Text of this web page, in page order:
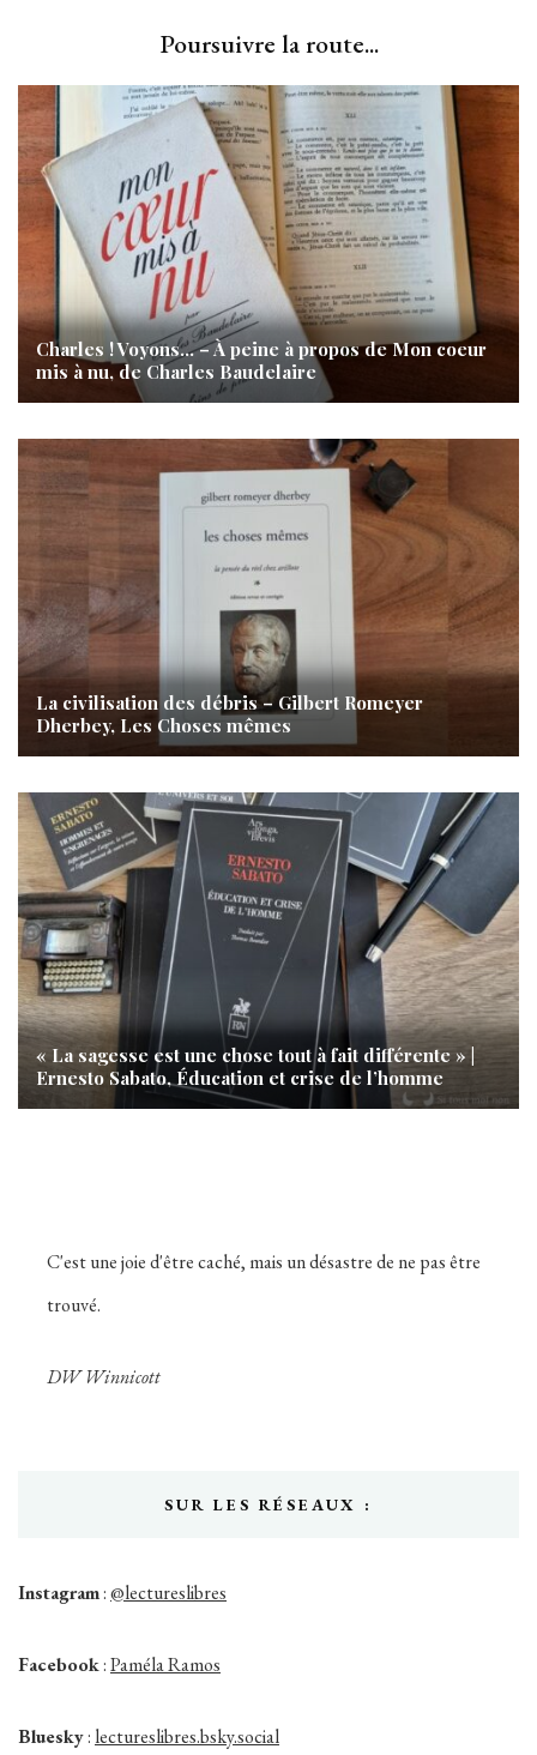
Poursuivre la route...
Charles ! Voyons… – À peine à propos de Mon coeur
mis à nu, de Charles Baudelaire
La civilisation des débris – Gilbert Romeyer
Dherbey, Les Choses mêmes
« La sagesse est une chose tout à fait différente » |
Ernesto Sabato, Éducation et crise de l’homme
C'est une joie d'être caché, mais un désastre de ne pas être
trouvé.
DW Winnicott
SUR LES RÉSEAUX :
Instagram:@lectureslibres
Facebook:Paméla Ramos
Bluesky: lectureslibres.bsky.social